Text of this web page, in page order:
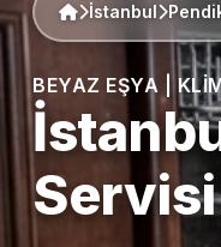
İstanbul
BEYAZ EŞYA |
Servisi